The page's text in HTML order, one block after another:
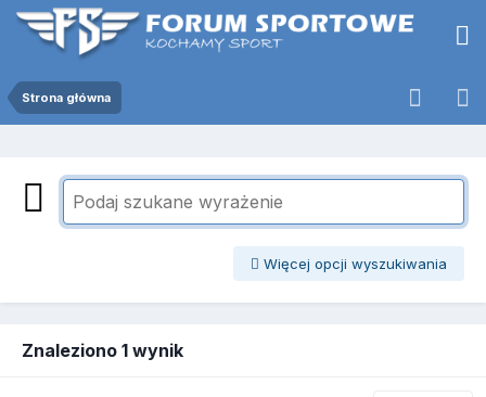
Strona główna
Więcej opcji wyszukiwania
Znaleziono 1 wynik